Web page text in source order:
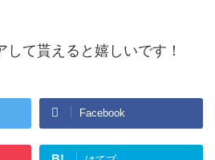
て貰えると嬉しいです！
Facebook